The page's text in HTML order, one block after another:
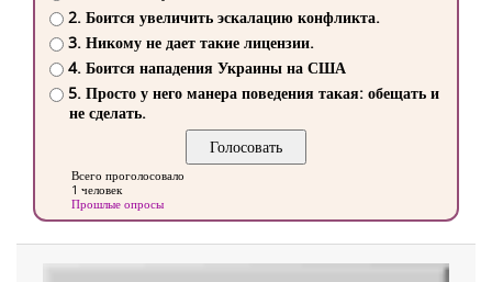
2. Боится увеличить эскалацию конфликта.
3. Никому не дает такие лицензии.
4. Боится нападения Украины на США
5. Просто у него манера поведения такая: обещать и
не сделать.
Всего проголосовало
1 человек
Прошлые опросы